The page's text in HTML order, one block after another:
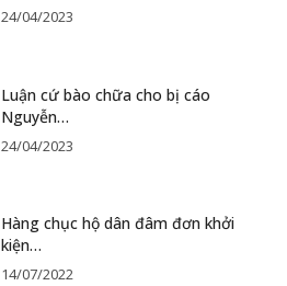
24/04/2023
Luận cứ bào chữa cho bị cáo
Nguyễn…
24/04/2023
Hàng chục hộ dân đâm đơn khởi
kiện…
14/07/2022